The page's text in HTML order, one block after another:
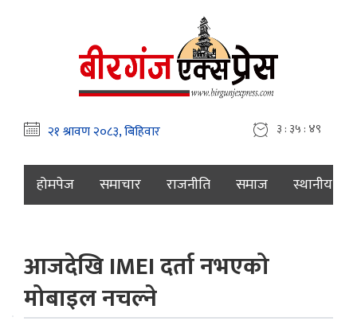
३ : ३५ : ५०
होमपेज समाचार राजनीति समाज स्थानीय
आजदेखि IMEI दर्ता नभएको
मोबाइल नचल्ने